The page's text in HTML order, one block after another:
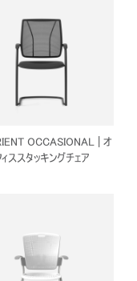
OCCASIONAL | オ
ィススタッキングチェア